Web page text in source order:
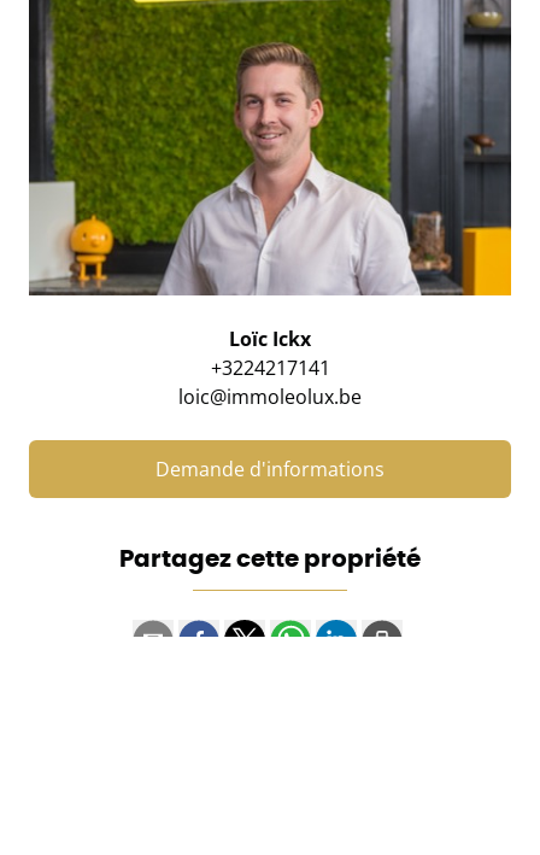
Loïc Ickx
+3224217141
loic@immoleolux.be
Demande d'informations
Partagez cette propriété